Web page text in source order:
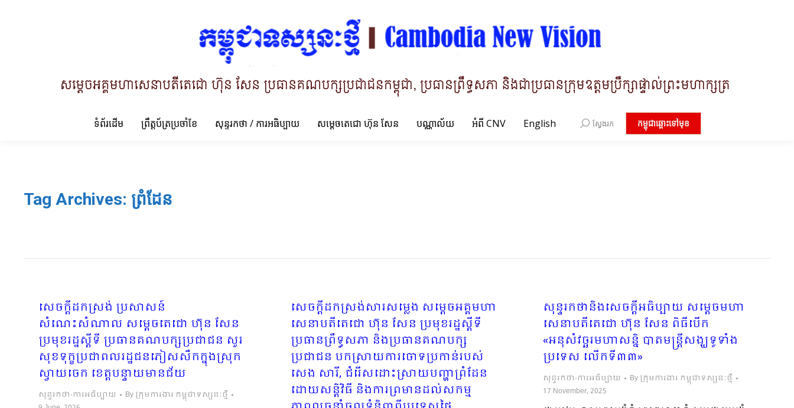
ទំព័រដើម ព្រឹត្តប័ត្រប្រចាំខែ សុន្ទរកថា / ការអធិប្បាយ សម្តេចតេជោ ហ៊ុន សែន បណ្ណាល័យ អំពី CNV English Search:
ស្វែងរក កម្ពុជាឆ្ពោះទៅមុខ
Tag Archives: ព្រំដែន
សេចក្តីដកស្រង់ ប្រសាសន៍
សំណេះសំណាល សម្តេចតេជោ ហ៊ុន សែន
ប្រមុខរដ្ឋស្តីទី ប្រធានគណបក្សប្រជាជន សួរ
សុខទុក្ខប្រជាពលរដ្ឋជនភៀសសឹកក្នុងស្រុក
ស្វាយចេក ខេត្តបន្ទាយមានជ័យ
សុន្ទរកថា-ការអធិប្បាយ By ក្រុមការងារ កម្ពុជាទស្សនៈថ្មី
សេចក្តីដកស្រង់សារសម្លេង សម្ដេចអគ្គមហា
សេនាបតីតេជោ ហ៊ុន សែន ប្រមុខរដ្ឋស្ដីទី
ប្រធានព្រឹទ្ធសភា និងប្រធាន​គណបក្ស
ប្រជាជន បកស្រាយការចោទប្រកាន់របស់
សេង សារី, ជំរើសដោះស្រាយបញ្ហាព្រំដែន
ដោយសន្តិវិធី និងការព្រមានដល់សកម្ម
សុន្ទរកថានិងសេចក្ដីអធិប្បាយ សម្ដេចមហា
សេនាបតីតេជោ ហ៊ុន សែន ពិធីបើក​
«អនុសំវច្ឆរ​មហាសនិ្ន បាត​មន្រ្ដី​សង្ឃទូទាំង
ប្រទេស លើកទី៣៣»
សុន្ទរកថា-ការអធិប្បាយ By ក្រុមការងារ កម្ពុជាទស្សនៈថ្មី
17 November, 2025